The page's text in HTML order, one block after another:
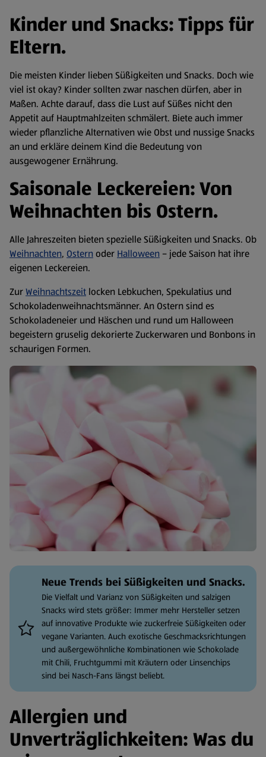
Kinder und Snacks: Tipps für
Eltern.
Die meisten Kinder lieben Süßigkeiten und Snacks. Doch wie
viel ist okay? Kinder sollten zwar naschen dürfen, aber in
Maßen. Achte darauf, dass die Lust auf Süßes nicht den
Appetit auf Hauptmahlzeiten schmälert. Biete auch immer
wieder pflanzliche Alternativen wie Obst und nussige Snacks
an und erkläre deinem Kind die Bedeutung von
ausgewogener Ernährung.
Saisonale Leckereien: Von
Weihnachten bis Ostern.
Alle Jahreszeiten bieten spezielle Süßigkeiten und Snacks. Ob
Weihnachten, Ostern oder Halloween – jede Saison hat ihre
eigenen Leckereien.
ZurWeihnachtszeit locken Lebkuchen, Spekulatius und
Schokoladenweihnachtsmänner. An Ostern sind es
Schokoladeneier und Häschen und rund um Halloween
begeistern gruselig dekorierte Zuckerwaren und Bonbons in
schaurigen Formen.
Neue Trends bei Süßigkeiten und Snacks.
Die Vielfalt und Varianz von Süßigkeiten und salzigen
Snacks wird stets größer: Immer mehr Hersteller setzen
auf innovative Produkte wie zuckerfreie Süßigkeiten oder
vegane Varianten. Auch exotische Geschmacksrichtungen
und außergewöhnliche Kombinationen wie Schokolade
mit Chili, Fruchtgummi mit Kräutern oder Linsenchips
sind bei Nasch-Fans längst beliebt.
Allergien und
Unverträglichkeiten: Was du